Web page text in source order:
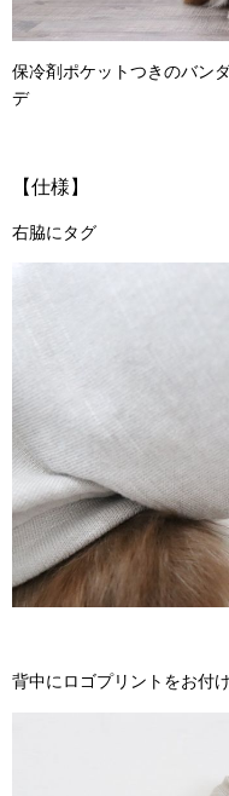
保冷剤ポケットつきのバン
デ
【仕様】
右脇にタグ
背中にロゴプリントをお付